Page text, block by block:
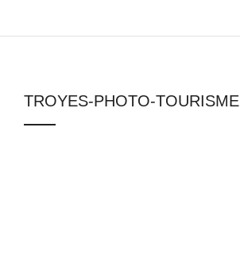
TROYES-PHOTO-TOURISME